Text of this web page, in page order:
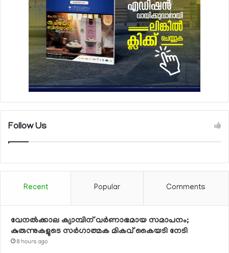
Follow Us
Recent Popular Comments
വേനല്‍ക്കാല ക്യാമ്പിന് വര്‍ണാഭമായ സമാപനം;
കുരുന്നുകളുടെ സര്‍ഗാത്മക മികവ് കൈയടി നേടി
8 hours ago